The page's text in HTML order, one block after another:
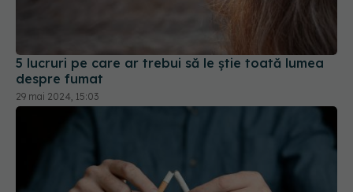
5 lucruri pe care ar trebui să le știe toată lumea
despre fumat
29 mai 2024, 15:03